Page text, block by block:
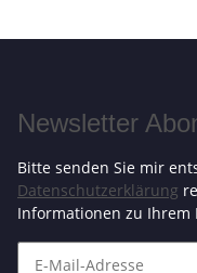
Newsletter
Bitte senden Sie mir
Datenschutzerklärung
Informationen zu Ihrem